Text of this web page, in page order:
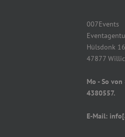
007Events
Hülsdonk
47877
Mo - So
4380557.
E-Mail: